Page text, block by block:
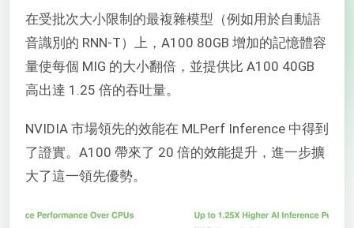
在受批次大小限制的最複雜模型（例如用於自動語
音識別的 RNN-T）上，A100 80GB 增加的記憶體容
量使每個 MIG 的大小翻倍，並提供比 A100 40GB
高出達 1.25 倍的吞吐量。
NVIDIA 市場領先的效能在 MLPerf Inference 中得到
了證實。A100 帶來了 20 倍的效能提升，進一步擴
大了這一領先優勢。